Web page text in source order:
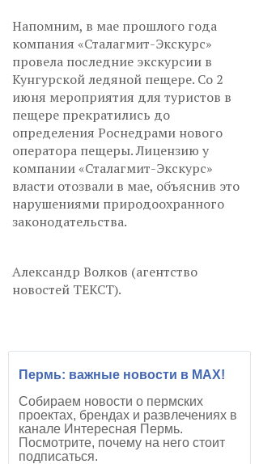
Напомним, в мае прошлого года
компания «Сталагмит-Экскурс»
провела последние экскурсии в
Кунгурской ледяной пещере. Со 2
июня мероприятия для туристов в
пещере прекратились до
определения Роснедрами нового
оператора пещеры. Лицензию у
компании «Сталагмит-Экскурс»
власти отозвали в мае, объяснив это
нарушениями природоохранного
законодательства.
Александр Волков (агентство
новостей ТЕКСТ).
Пермь: важные новости в MAX!
Собираем новости о пермских
проектах, брендах и развлечениях в
канале Интересная Пермь.
Посмотрите, почему на него стоит
подписаться.